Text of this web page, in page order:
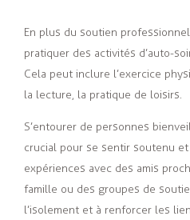
En plus du soutien
pratiquer des activités d’auto-
Cela peut inclure l’exercice
la lecture, la pratique de loisirs.
S’entourer de personnes
crucial pour se sentir soutenu et
expériences avec des amis
famille ou des groupes de
l’isolement et à renforcer les